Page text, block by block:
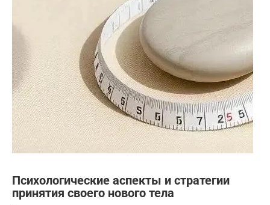
Психологические аспекты и стратегии
принятия своего нового тела